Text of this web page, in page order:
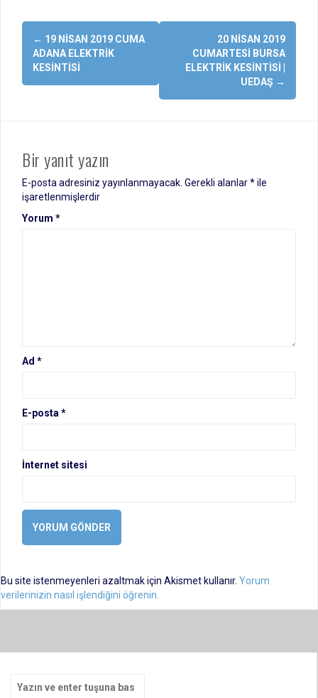
Yazı
dolaşımı
← 19 NISAN 2019 CUMA
ADANA ELEKTRIK
KESINTISI
20 NISAN 2019
CUMARTESI BURSA
ELEKTRIK KESINTISI |
UEDAŞ →
Bir yanıt yazın
E-posta adresiniz yayınlanmayacak. Gerekli alanlar*ile
işaretlenmişlerdir
Yorum *
Ad *
E-posta *
İnternet sitesi
Bu site istenmeyenleri azaltmak için Akismet kullanır. Yorum
verilerinizin nasıl işlendiğini öğrenin.
yap: